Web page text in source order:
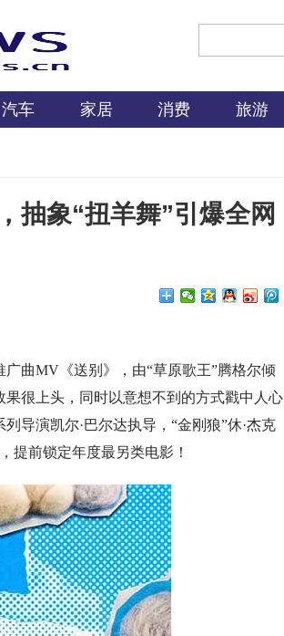
汽车 家居 消费 旅游
抽象“扭羊舞”引爆全网
曲MV《送别》，由“草原歌王”腾格尔倾
很上头，同时以意想不到的方式戳中人心
导演凯尔·巴尔达执导，“金刚狼”休·杰克
提前锁定年度最另类电影！